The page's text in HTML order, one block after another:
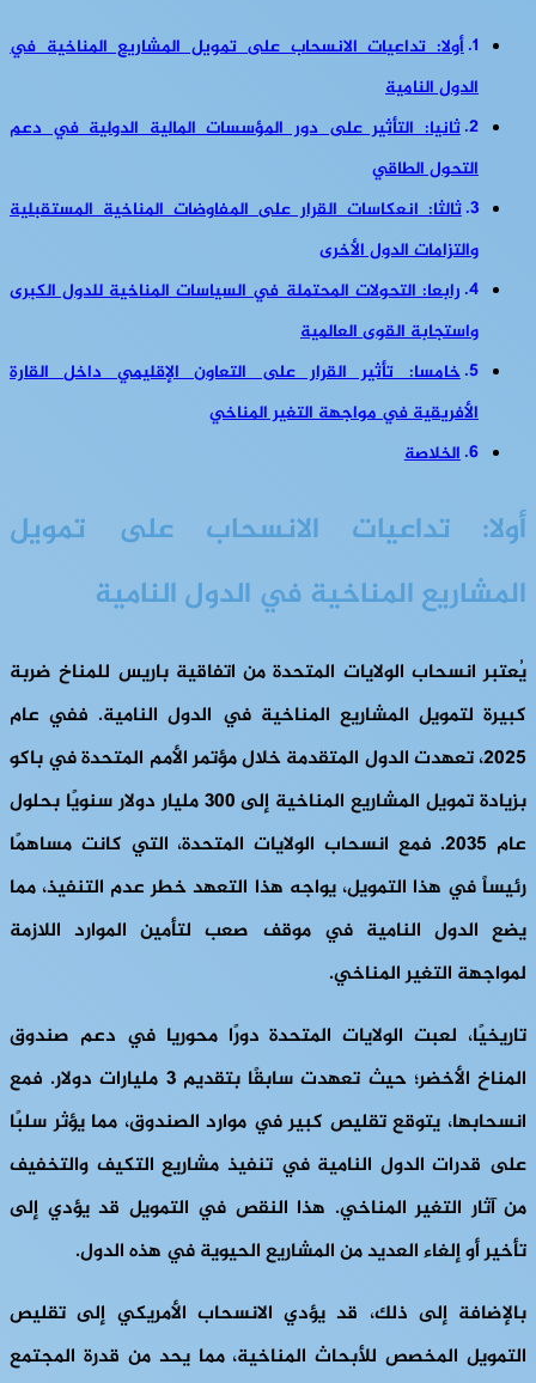
أولا: تداعيات الانسحاب على تمويل المشاريع المناخية في
الدول النامية
ثانيا: التأثير على دور المؤسسات المالية الدولية في دعم
التحول الطاقي
ثالثا: انعكاسات القرار على المفاوضات المناخية المستقبلية
والتزامات الدول الأخرى
رابعا: التحولات المحتملة في السياسات المناخية للدول الكبرى
واستجابة القوى العالمية
خامسا: تأثير القرار على التعاون الإقليمي داخل القارة
الأفريقية في مواجهة التغير المناخي
الخلاصة
أولا: تداعيات الانسحاب على تمويل
المشاريع المناخية في الدول النامية
يُعتبر انسحاب الولايات المتحدة من اتفاقية باريس للمناخ ضربة
كبيرة لتمويل المشاريع المناخية في الدول النامية. ففي عام
2025، تعهدت الدول المتقدمة خلال مؤتمر الأمم المتحدة في باكو
بزيادة تمويل المشاريع المناخية إلى 300 مليار دولار سنويًا بحلول
عام 2035. فمع انسحاب الولايات المتحدة، التي كانت مساهمًا
رئيساً في هذا التمويل، يواجه هذا التعهد خطر عدم التنفيذ، مما
يضع الدول النامية في موقف صعب لتأمين الموارد اللازمة
لمواجهة التغير المناخي.
تاريخيًا، لعبت الولايات المتحدة دورًا محوريا في دعم صندوق
المناخ الأخضر؛ حيث تعهدت سابقًا بتقديم 3 مليارات دولار. فمع
انسحابها، يتوقع تقليص كبير في موارد الصندوق، مما يؤثر سلبًا
على قدرات الدول النامية في تنفيذ مشاريع التكيف والتخفيف
من آثار التغير المناخي. هذا النقص في التمويل قد يؤدي إلى
تأخير أو إلغاء العديد من المشاريع الحيوية في هذه الدول.
بالإضافة إلى ذلك، قد يؤدي الانسحاب الأمريكي إلى تقليص
التمويل المخصص للأبحاث المناخية، مما يحد من قدرة المجتمع